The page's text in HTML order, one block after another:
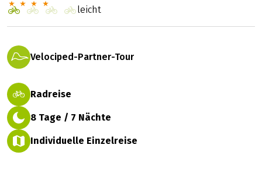
Radreise
8 Tage / 7 Nächte
Individuelle Einzelreise
Velociped-Partner-Tour
leicht